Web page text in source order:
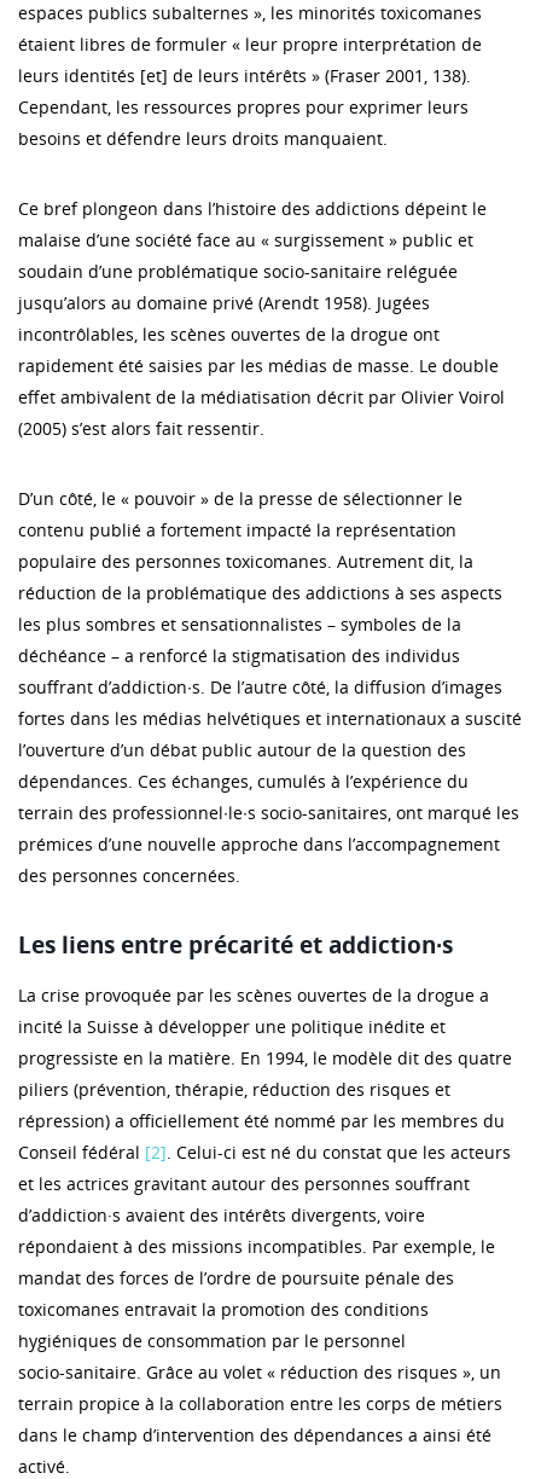
espaces publics subalternes », les minorités toxicomanes
étaient libres de formuler « leur propre interprétation de
leurs identités [et] de leurs intérêts » (Fraser 2001, 138).
Cependant, les ressources propres pour exprimer leurs
besoins et défendre leurs droits manquaient.
Ce bref plongeon dans l’histoire des addictions dépeint le
malaise d’une société face au « surgissement » public et
soudain d’une problématique socio-sanitaire reléguée
jusqu’alors au domaine privé (Arendt 1958). Jugées
incontrôlables, les scènes ouvertes de la drogue ont
rapidement été saisies par les médias de masse. Le double
effet ambivalent de la médiatisation décrit par Olivier Voirol
(2005) s’est alors fait ressentir.
D’un côté, le « pouvoir » de la presse de sélectionner le
contenu publié a fortement impacté la représentation
populaire des personnes toxicomanes. Autrement dit, la
réduction de la problématique des addictions à ses aspects
les plus sombres et sensationnalistes – symboles de la
déchéance – a renforcé la stigmatisation des individus
souffrant d’addiction∙s. De l’autre côté, la diffusion d’images
fortes dans les médias helvétiques et internationaux a suscité
l’ouverture d’un débat public autour de la question des
dépendances. Ces échanges, cumulés à l’expérience du
terrain des professionnel∙le∙s socio-sanitaires, ont marqué les
prémices d’une nouvelle approche dans l’accompagnement
des personnes concernées.
Les liens entre précarité et addiction∙s
La crise provoquée par les scènes ouvertes de la drogue a
incité la Suisse à développer une politique inédite et
progressiste en la matière. En 1994, le modèle dit des quatre
piliers (prévention, thérapie, réduction des risques et
répression) a officiellement été nommé par les membres du
Conseil fédéral [2]. Celui‑ci est né du constat que les acteurs
et les actrices gravitant autour des personnes souffrant
d’addiction·s avaient des intérêts divergents, voire
répondaient à des missions incompatibles. Par exemple, le
mandat des forces de l’ordre de poursuite pénale des
toxicomanes entravait la promotion des conditions
hygiéniques de consommation par le personnel
socio‑sanitaire. Grâce au volet « réduction des risques », un
terrain propice à la collaboration entre les corps de métiers
dans le champ d’intervention des dépendances a ainsi été
activé.